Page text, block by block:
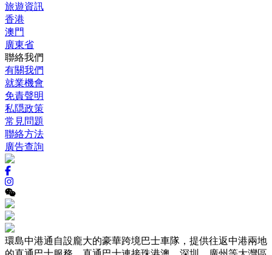
旅遊資訊
香港
澳門
廣東省
聯絡我們
有關我們
就業機會
免責聲明
私隠政策
常見問題
聯絡方法
廣告查詢
環島中港通自設龐大的豪華跨境巴士車隊，提供往返中港兩地